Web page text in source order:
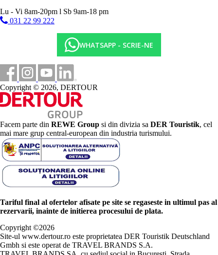
Lu - Vi 8am-20pm l Sb 9am-18 pm
031 22 99 222
WHATSAPP - SCRIE-NE
Copyright © 2026, DERTOUR
Facem parte din REWE Group si din divizia sa DER Touristik, cel
mai mare grup central-european din industria turismului.
Tariful final al ofertelor afisate pe site se regaseste in ultimul pas al
rezervarii, inainte de initierea procesului de plata.
Copyright ©2026
Site-ul www.dertour.ro este proprietatea DER Touristik Deutschland
Gmbh si este operat de TRAVEL BRANDS S.A.